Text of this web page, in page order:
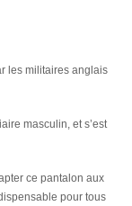
les militaires anglais
masculin, et s’est
ce pantalon aux
pour tous